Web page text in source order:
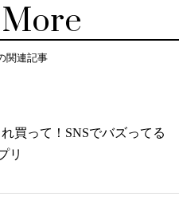
関連記事
れ買って！SNSでバズってる
リ